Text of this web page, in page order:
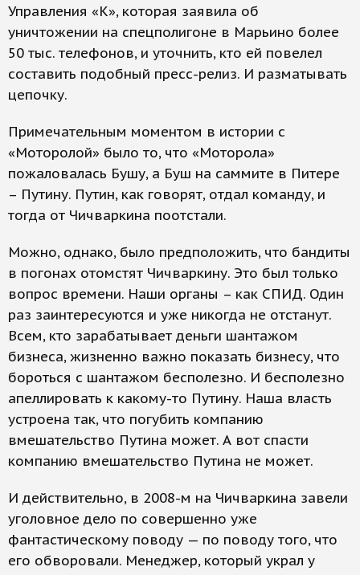
Управления «К», которая заявила об
уничтожении на спецполигоне в Марьино более
50 тыс. телефонов, и уточнить, кто ей повелел
составить подобный пресс-релиз. И разматывать
цепочку.
Примечательным моментом в истории с
«Моторолой» было то, что «Моторола»
пожаловалась Бушу, а Буш на саммите в Питере
– Путину. Путин, как говорят, отдал команду, и
тогда от Чичваркина поотстали.
Можно, однако, было предположить, что бандиты
в погонах отомстят Чичваркину. Это был только
вопрос времени. Наши органы – как СПИД. Один
раз заинтересуются и уже никогда не отстанут.
Всем, кто зарабатывает деньги шантажом
бизнеса, жизненно важно показать бизнесу, что
бороться с шантажом бесполезно. И бесполезно
апеллировать к какому-то Путину. Наша власть
устроена так, что погубить компанию
вмешательство Путина может. А вот спасти
компанию вмешательство Путина не может.
И действительно, в 2008-м на Чичваркина завели
уголовное дело по совершенно уже
фантастическому поводу — по поводу того, что
его обворовали. Менеджер, который украл у